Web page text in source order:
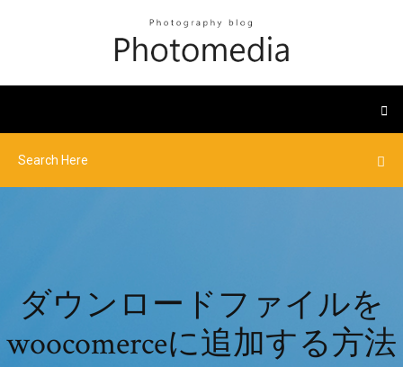
ダウンロードファイルを
woocomerceに追加する方法